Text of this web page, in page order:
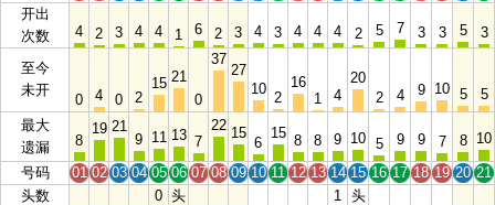
开出
次数
4 2 3 4 4 1 6 2 3 4 3 4 4 4 2 5 7 3 3 5 3
至今
未开
0 4 0 2
15 21
0
37
27
10
2
16
1
4
20
2
4 9 10 5
5
最大
遗漏
8
19 21
9 11 13 7
22 15
6
15 8 8 9 10 5 9 9 7 8 10
号码 01 02 03 04 05 06 07 08 09 10 11 12 13 14 15 16 17 18 19 20 21
头数
0 头 1 头